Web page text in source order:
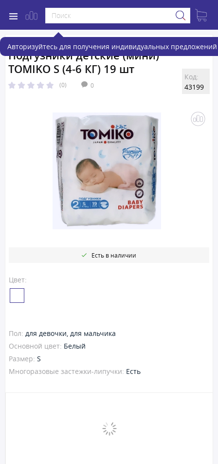
Авторизуйтесь для получения индивидуальных предложений
Подгузники детские (мини)
TOMIKO S (4-6 КГ) 19 шт
(0) 0
Код:
43199
Цвет:
Есть в наличии
Пол: для девочки, для мальчика
Основной цвет: Белый
Размер: S
Многоразовые застежки-липучки: Есть